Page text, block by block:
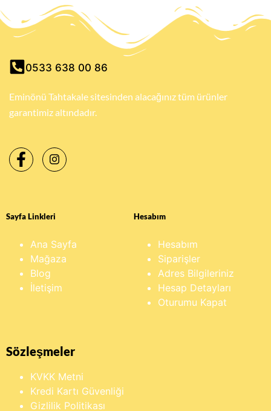
0533 638 00 86
Eminönü Tahtakale sitesinden alacağınız tüm ürünler
garantimiz altındadır.
Sayfa Linkleri
Ana Sayfa
Mağaza
Blog
İletişim
Hesabım
Hesabım
Siparişler
Adres Bilgileriniz
Hesap Detayları
Oturumu Kapat
Sözleşmeler
KVKK Metni
Kredi Kartı Güvenliği
Gizlilik Politikası